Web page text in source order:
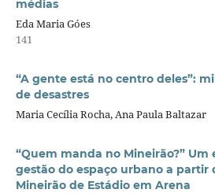
médias
Eda Maria Góes
141
“A gente está no centro deles”:
de desastres
Maria Cecília Rocha, Ana Paula Baltazar
“Quem manda no Mineirão?” Um
gestão do espaço urbano a partir
Mineirão de Estádio em Arena